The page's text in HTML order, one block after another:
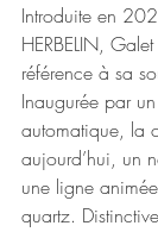
Introduite en
HERBELIN,
référence à sa
Inaugurée par
automatique, la
aujourd’hui, un
une ligne
quartz.